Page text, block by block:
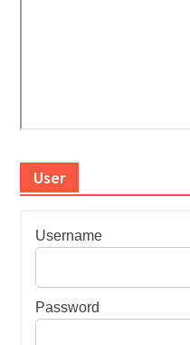
User
Username
Password